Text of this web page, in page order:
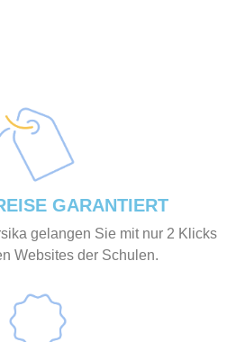
GARANTIERT
gelangen Sie mit nur 2 Klicks
Websites der Schulen.